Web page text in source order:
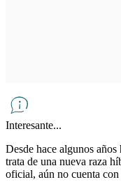
Interesante...
Desde hace algunos
trata de una nueva raza
oficial, aún no cuenta con